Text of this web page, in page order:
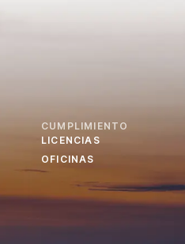
CUMPLIMIENTO
LICENCIAS
OFICINAS